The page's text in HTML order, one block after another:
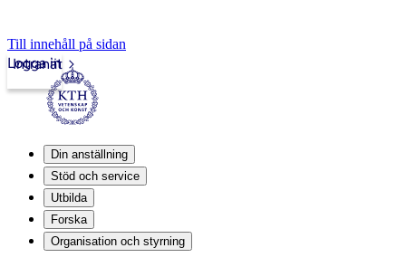
Till innehåll på sidan
Intranät
Logga in
Din anställning
Stöd och service
Utbilda
Forska
Organisation och styrning